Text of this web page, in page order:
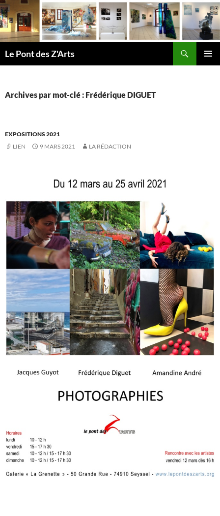
Aller
au
contenu
Le Pont des Z'Arts
Archives par mot-clé : Frédérique DIGUET
EXPOSITIONS 2021
LIEN
9 MARS 2021 LA RÉDACTION